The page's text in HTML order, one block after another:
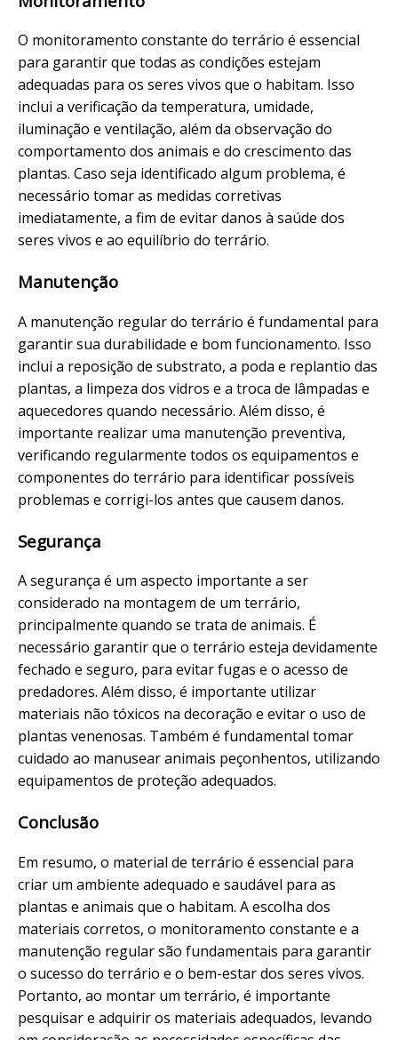
O monitoramento constante do terrário é essencial
para garantir que todas as condições estejam
adequadas para os seres vivos que o habitam. Isso
inclui a verificação da temperatura, umidade,
iluminação e ventilação, além da observação do
comportamento dos animais e do crescimento das
plantas. Caso seja identificado algum problema, é
necessário tomar as medidas corretivas
imediatamente, a fim de evitar danos à saúde dos
seres vivos e ao equilíbrio do terrário.
Manutenção
A manutenção regular do terrário é fundamental para
garantir sua durabilidade e bom funcionamento. Isso
inclui a reposição de substrato, a poda e replantio das
plantas, a limpeza dos vidros e a troca de lâmpadas e
aquecedores quando necessário. Além disso, é
importante realizar uma manutenção preventiva,
verificando regularmente todos os equipamentos e
componentes do terrário para identificar possíveis
problemas e corrigi-los antes que causem danos.
Segurança
A segurança é um aspecto importante a ser
considerado na montagem de um terrário,
principalmente quando se trata de animais. É
necessário garantir que o terrário esteja devidamente
fechado e seguro, para evitar fugas e o acesso de
predadores. Além disso, é importante utilizar
materiais não tóxicos na decoração e evitar o uso de
plantas venenosas. Também é fundamental tomar
cuidado ao manusear animais peçonhentos, utilizando
equipamentos de proteção adequados.
Conclusão
Em resumo, o material de terrário é essencial para
criar um ambiente adequado e saudável para as
plantas e animais que o habitam. A escolha dos
materiais corretos, o monitoramento constante e a
manutenção regular são fundamentais para garantir
o sucesso do terrário e o bem-estar dos seres vivos.
Portanto, ao montar um terrário, é importante
pesquisar e adquirir os materiais adequados, levando